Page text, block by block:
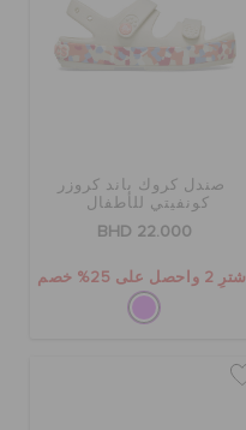
صندل كروك باند كروزر
كونفيتي للأطفال
BHD 22.000
اشترِ 2 واحصل على 25% خصم